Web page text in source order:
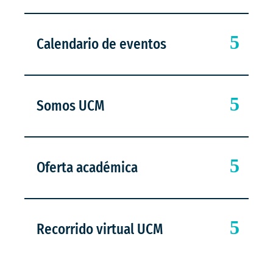
Calendario de eventos
Somos UCM
Oferta académica
Recorrido virtual UCM